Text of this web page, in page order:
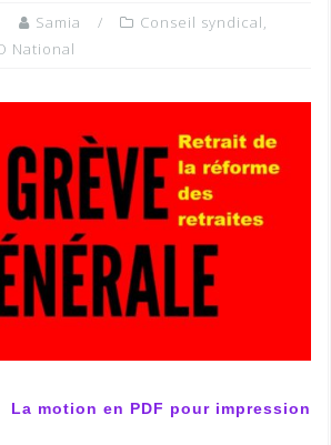
Samia Conseil syndical,
National
La motion en PDF pour impression